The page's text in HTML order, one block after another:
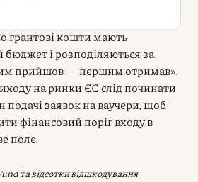
грантові кошти мають
бюджет і розподіляються за
прийшов — першим отримав».
на ринки ЄС слід починати
подачі заявок на ваучери, щоб
фінансовий поріг входу в
поле.
та відсотки відшкодування